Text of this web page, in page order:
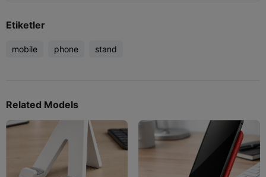
Etiketler
mobile phone stand
Related Models